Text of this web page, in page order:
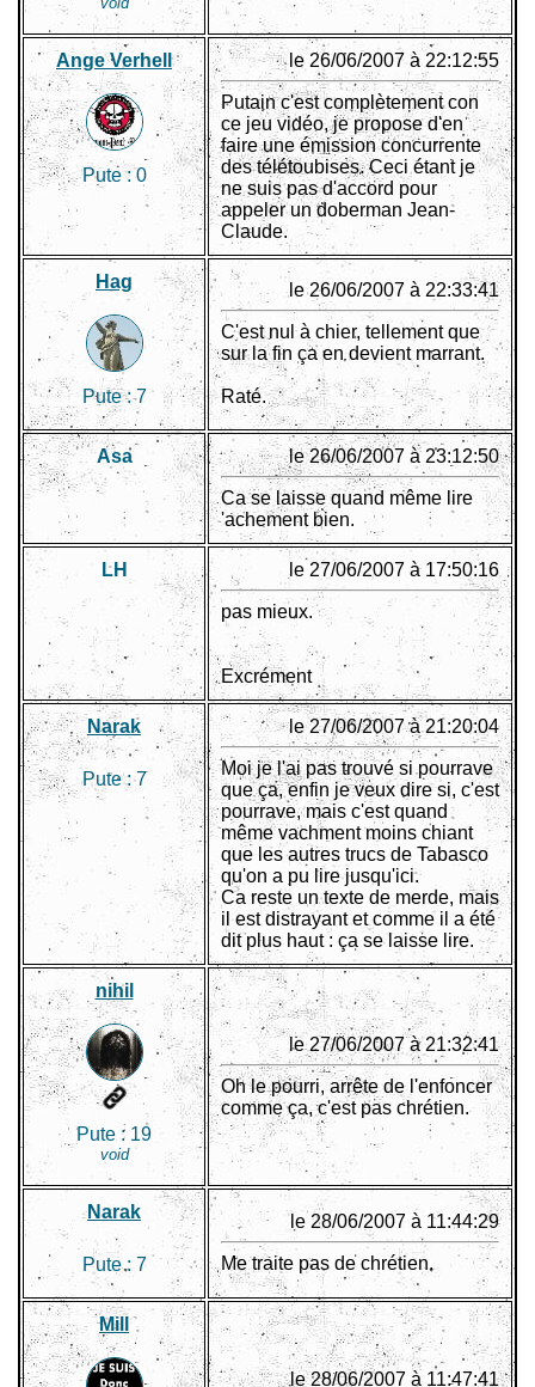
Ange Verhell
Pute :0
le 26/06/2007 à 22:12:55
Putain c'est complètement con
ce jeu vidéo, je propose d'en
faire une émission concurrente
des télétoubises. Ceci étant je
ne suis pas d'accord pour
appeler un doberman Jean-
Claude.
Hag
Pute :7
le 26/06/2007 à 22:33:41
C'est nul à chier, tellement que
sur la fin ça en devient marrant.
Raté.
Asa le 26/06/2007 à 23:12:50
Ca se laisse quand même lire
'achement bien.
LH le 27/06/2007 à 17:50:16
pas mieux.
Excrément
Narak
Pute :7
le 27/06/2007 à 21:20:04
Moi je l'ai pas trouvé si pourrave
que ça, enfin je veux dire si, c'est
pourrave, mais c'est quand
même vachment moins chiant
que les autres trucs de Tabasco
qu'on a pu lire jusqu'ici.
Ca reste un texte de merde, mais
il est distrayant et comme il a été
dit plus haut : ça se laisse lire.
nihil
Pute : 19
void
le 27/06/2007 à 21:32:41
Oh le pourri, arrête de l'enfoncer
comme ça, c'est pas chrétien.
Narak
Pute :7
le 28/06/2007 à 11:44:29
Me traite pas de chrétien.
Mill
le 28/06/2007 à 11:47:41